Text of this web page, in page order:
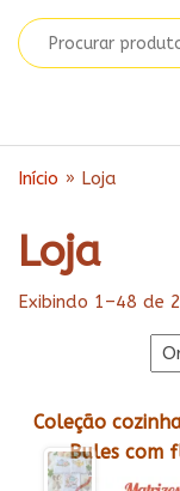
Pular
para
da Ju
Bordados
Início » Loja
Loja
Exibindo 1–48 de
Coleção
Bules com